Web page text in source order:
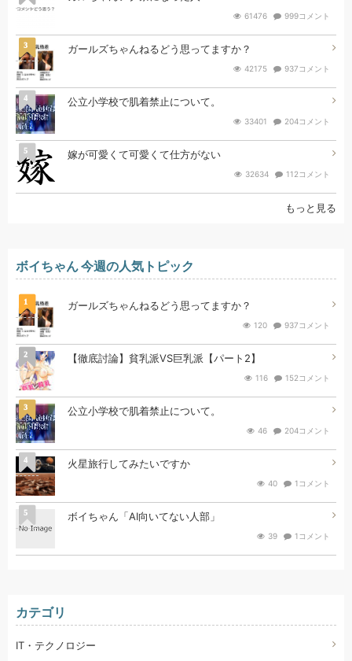
61476 999コメント
3 ガールズちゃんねるどう思ってますか？
42175 937コメント
4 公立小学校で肌着禁止について。
33401 204コメント
5 嫁が可愛くて可愛くて仕方がない
32634 112コメント
もっと見る
ボイちゃん 今週の人気トピック
1 ガールズちゃんねるどう思ってますか？
120 937コメント
2 【徹底討論】貧乳派VS巨乳派【パート2】
116 152コメント
3 公立小学校で肌着禁止について。
46 204コメント
4 火星旅行してみたいですか
40 1コメント
5 ボイちゃん「AI向いてない人部」
39 1コメント
カテゴリ
IT・テクノロジー